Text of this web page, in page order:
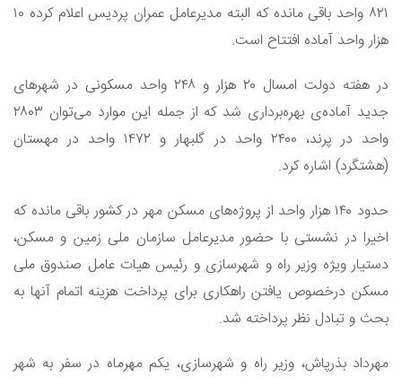
۸۲۱ واحد باقی مانده که البته مدیرعامل عمران پردیس اعلام کرده ۱۰
هزار واحد آماده افتتاح است.
در هفته دولت امسال ۲۰ هزار و ۲۴۸ واحد مسکونی در شهرهای
جدید آماده‌ی بهره‌برداری شد که از جمله این موارد می‌توان ۲۸۰۳
واحد در پرند، ۲۴۰۰ واحد در گلبهار و ۱۴۷۲ واحد در مهستان
(هشتگرد) اشاره کرد.
حدود ۱۴۰ هزار واحد از پروژه‌های مسکن مهر در کشور باقی مانده که
اخیرا در نشستی با حضور مدیرعامل سازمان ملی زمین و مسکن،
دستیار ویژه وزیر راه و شهرسازی و رئیس هیات عامل صندوق ملی
مسکن درخصوص یافتن راهکاری برای پرداخت هزینه اتمام آنها به
بحث و تبادل نظر پرداخته شد.
مهرداد بذرپاش، وزیر راه و شهرسازی، یکم مهرماه در سفر به شهر